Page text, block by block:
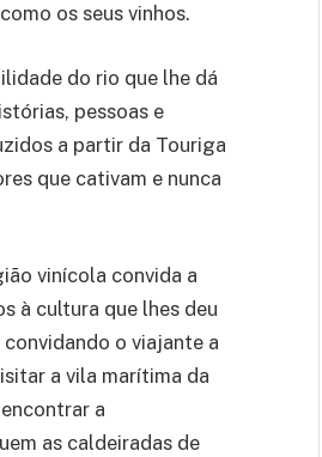
os seus vinhos.
do rio que lhe dá
pessoas e
a partir da Touriga
que cativam e nunca
vinícola convida a
à cultura que lhes deu
o viajante a
a vila marítima da
a
as caldeiradas de